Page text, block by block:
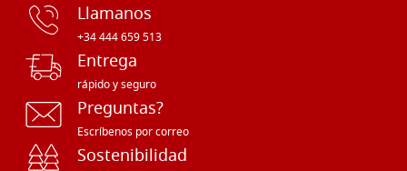
Llamanos
+34 444 659 513
Entrega
rápido y seguro
Preguntas?
Escríbenos por correo
Sostenibilidad